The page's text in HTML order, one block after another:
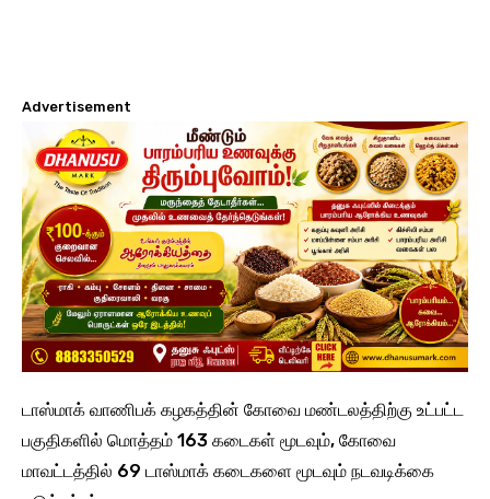
Advertisement
டாஸ்மாக் வாணிபக் கழகத்தின் கோவை மண்டலத்திற்கு உட்பட்ட
பகுதிகளில் மொத்தம் 163 கடைகள் மூடவும், கோவை
மாவட்டத்தில் 69 டாஸ்மாக் கடைகளை மூடவும் நடவடிக்கை